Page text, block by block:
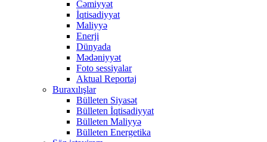
Cəmiyyət
İqtisadiyyat
Maliyyə
Enerji
Dünyada
Mədəniyyət
Foto sessiyalar
Aktual Reportaj
Buraxılışlar
Bülleten Siyasət
Bülleten İqtisadiyyat
Bülleten Maliyyə
Bülleten Energetika